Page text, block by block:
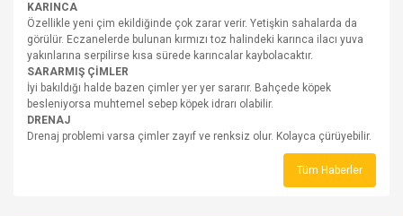
KARINCA
Özellikle yeni çim ekildiğinde çok zarar verir. Yetişkin sahalarda da
görülür. Eczanelerde bulunan kırmızı toz halindeki karınca ilacı yuva
yakınlarına serpilirse kısa sürede karıncalar kaybolacaktır.
SARARMIŞ ÇİMLER
İyi bakıldığı halde bazen çimler yer yer sararır. Bahçede köpek
besleniyorsa muhtemel sebep köpek idrarı olabilir.
DRENAJ
Drenaj problemi varsa çimler zayıf ve renksiz olur. Kolayca çürüyebilir.
Tüm Haberler